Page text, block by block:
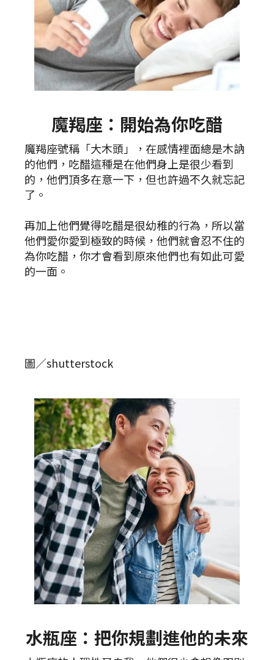
魔羯座：開始為你吃醋
魔羯座號稱「大木頭」，在感情裡面總是木訥
的他們，吃醋這種是在他們身上是很少看到
的，他們頂多在意一下，但也許過不久就忘記
了。
再加上他們覺得吃醋是很幼稚的行為，所以當
他們愛你愛到極致的時候，他們就會忍不住的
為你吃醋，你才會看到原來他們也有如此可愛
的一面。
圖／shutterstock
水瓶座：把你規劃進他的未來